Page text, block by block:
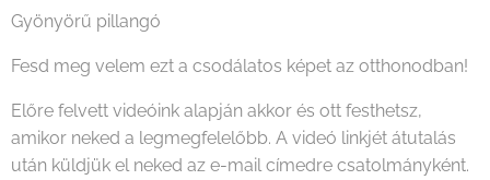
Gyönyörű pillangó
Fesd meg velem ezt a csodálatos képet az otthonodban!
Előre felvett videóink alapján akkor és ott festhetsz,
amikor neked a legmegfelelőbb. A videó linkjét átutalás
után küldjük el neked az e-mail címedre csatolmányként.